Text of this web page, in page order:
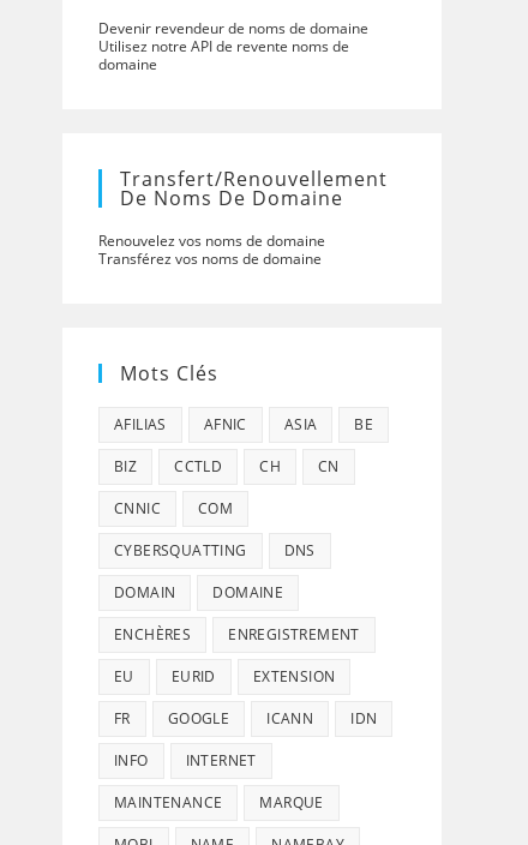
Devenir revendeur de noms de domaine
Utilisez notre API de revente noms de
domaine
Transfert/renouvellement
De Noms De Domaine
Renouvelez vos noms de domaine
Transférez vos noms de domaine
Mots Clés
AFILIAS AFNIC ASIA BE
BIZ CCTLD CH CN
CNNIC COM
CYBERSQUATTING DNS
DOMAIN DOMAINE
ENCHÈRES ENREGISTREMENT
EU EURID EXTENSION
FR GOOGLE ICANN IDN
INFO INTERNET
MAINTENANCE MARQUE